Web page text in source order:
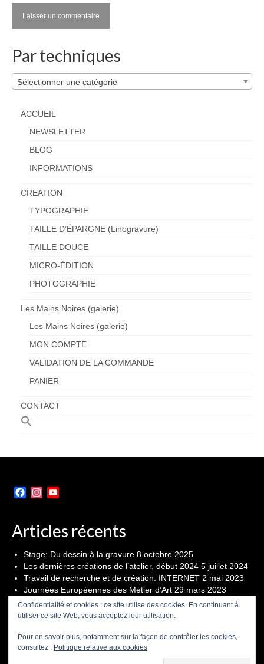
Par techniques
Sélectionner une catégorie
ACCUEIL
NEWSLETTER
BLOG
INFORMATIONS
CREATION
TYPOGRAPHIE
TAILLE D’ÉPARGNE (Linogravure)
TAILLE DOUCE
MICRO-ÉDITION
PHOTOGRAPHIE
Les Mains Noires (galerie)
Les Mains Noires (galerie)
MON COMPTE
VALIDATION DE LA COMMANDE
PANIER
CONTACT
FacebookInstagram
Articles récents
Stage: Du dessin à la gravure 8 octobre 2025
Les dernières créations de l’atelier, début 2024 5 juillet 2024
Travail de recherche et de création: INTERNET 2 mai 2023
Journées Européennes des Métier d’Art 29 mars 2023
Seconde édition du festival « D’Encre et de Papier » du 21
au 23 octobre
19 octobre 2022
CGU POLITIQUE DE CONFIDENTIALITÉ
Confidentialité et cookies : ce site utilise des cookies. En continuant à
utiliser ce site Web, vous acceptez leur utilisation.
Pour en savoir plus, notamment sur la façon de contrôler les cookies,
consultez : Politique relative aux cookies